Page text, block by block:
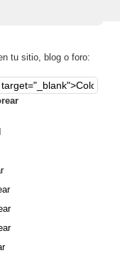
tu sitio, blog o foro: